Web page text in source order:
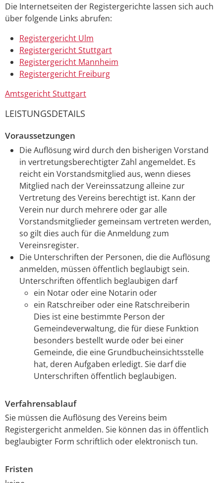
Die Internetseiten der Registergerichte lassen sich auch
über folgende Links abrufen:
Registergericht Ulm
Registergericht Stuttgart
Registergericht Mannheim
Registergericht Freiburg
Amtsgericht Stuttgart
LEISTUNGSDETAILS
Voraussetzungen
Die Auflösung wird durch den bisherigen Vorstand
in vertretungsberechtigter Zahl angemeldet. Es
reicht ein Vorstandsmitglied aus, wenn dieses
Mitglied nach der Vereinssatzung alleine zur
Vertretung des Vereins berechtigt ist. Kann der
Verein nur durch mehrere oder gar alle
Vorstandsmitglieder gemeinsam vertreten werden,
so gilt dies auch für die Anmeldung zum
Vereinsregister.
Die Unterschriften der Personen, die die Auflösung
anmelden, müssen öffentlich beglaubigt sein.
Unterschriften öffentlich beglaubigen darf
ein Notar oder eine Notarin oder
ein Ratschreiber oder eine Ratschreiberin
Dies ist eine bestimmte Person der
Gemeindeverwaltung, die für diese Funktion
besonders bestellt wurde oder bei einer
Gemeinde, die eine Grundbucheinsichtsstelle
hat, deren Aufgaben erledigt. Sie darf die
Unterschriften öffentlich beglaubigen.
Verfahrensablauf
Sie müssen die Auflösung des Vereins beim
Registergericht anmelden. Sie können das in öffentlich
beglaubigter Form schriftlich oder elektronisch tun.
Fristen